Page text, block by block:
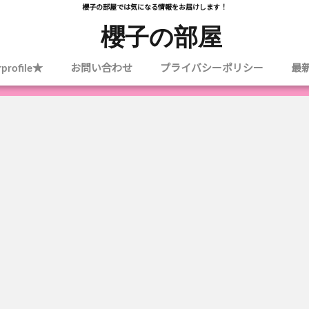
櫻子の部屋では気になる情報をお届けします！
櫻子の部屋
お問い合わせ プライバシーポリシー 最